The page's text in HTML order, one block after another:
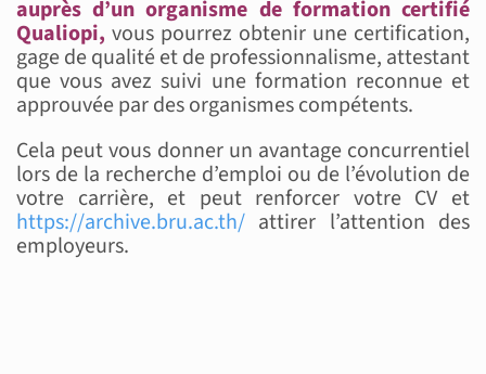
auprès d’un organisme de formation certifié
Qualiopi, vous pourrez obtenir une certification,
gage de qualité et de professionnalisme, attestant
que vous avez suivi une formation reconnue et
approuvée par des organismes compétents.
Cela peut vous donner un avantage concurrentiel
lors de la recherche d’emploi ou de l’évolution de
votre carrière, et peut renforcer votre CV et
https://archive.bru.ac.th/attirer l’attention des
employeurs.